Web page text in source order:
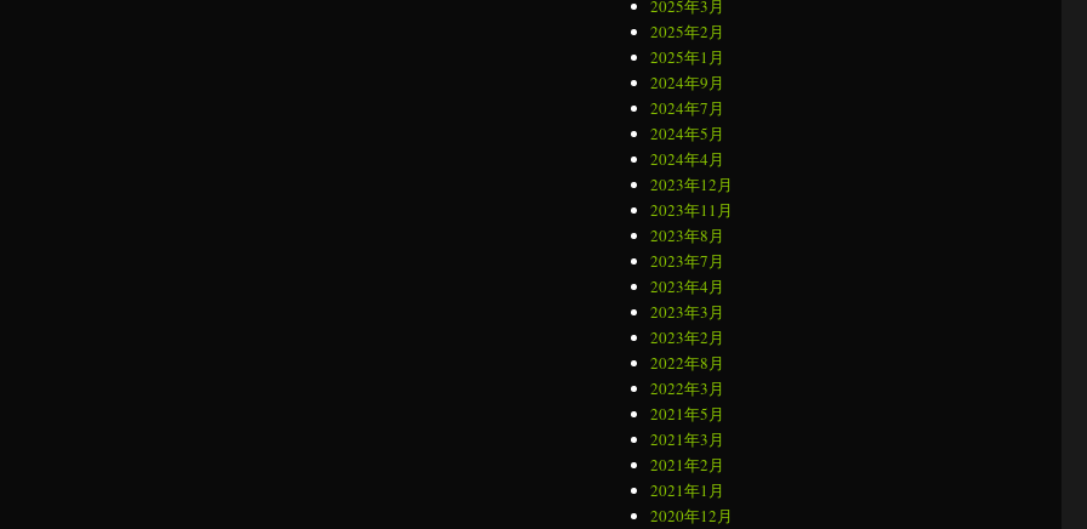
2025年3月
2025年2月
2025年1月
2024年9月
2024年7月
2024年5月
2024年4月
2023年12月
2023年11月
2023年8月
2023年7月
2023年4月
2023年3月
2023年2月
2022年8月
2022年3月
2021年5月
2021年3月
2021年2月
2021年1月
2020年12月